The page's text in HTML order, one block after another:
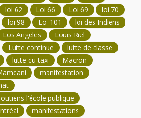
loi 62 Loi 66 Loi 69
loi 70
loi 98 Loi 101
loi des Indiens
Los Angeles
Louis Riel
Lutte continue
lutte de classe
lutte du taxi
Macron
manifestation
l'école publique
manifestations